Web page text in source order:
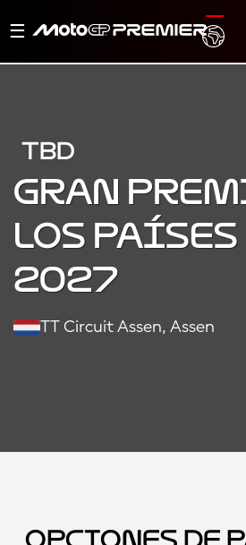
Alternar
TBD
Gran
los
2027
TT Circuit Assen, Assen